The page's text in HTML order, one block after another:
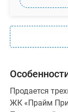
Продается
ЖК «Прайм